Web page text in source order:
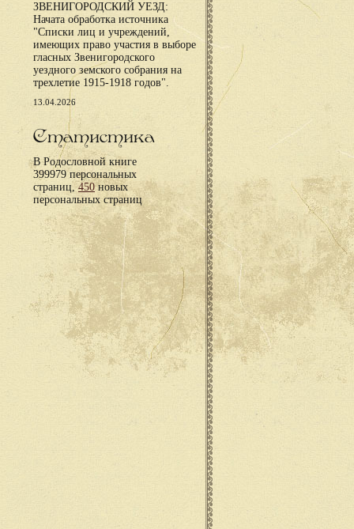
ЗВЕНИГОРОДСКИЙ УЕЗД:
Начата обработка источника
"Списки лиц и учреждений,
имеющих право участия в выборе
гласных Звенигородского
уездного земского собрания на
трехлетие 1915-1918 годов".
13.04.2026
Статистика
В Родословной книге
399979 персональных
страниц,450новых
персональных страниц